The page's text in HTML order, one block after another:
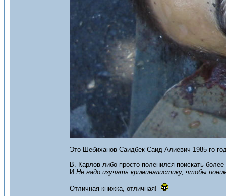
Это Шебиханов Саидбек Саид-Алиевич 1985-го
В. Карлов либо просто поленился поискать
И Не надо изучать криминалистику, чтобы
Отличная книжка, отличная!